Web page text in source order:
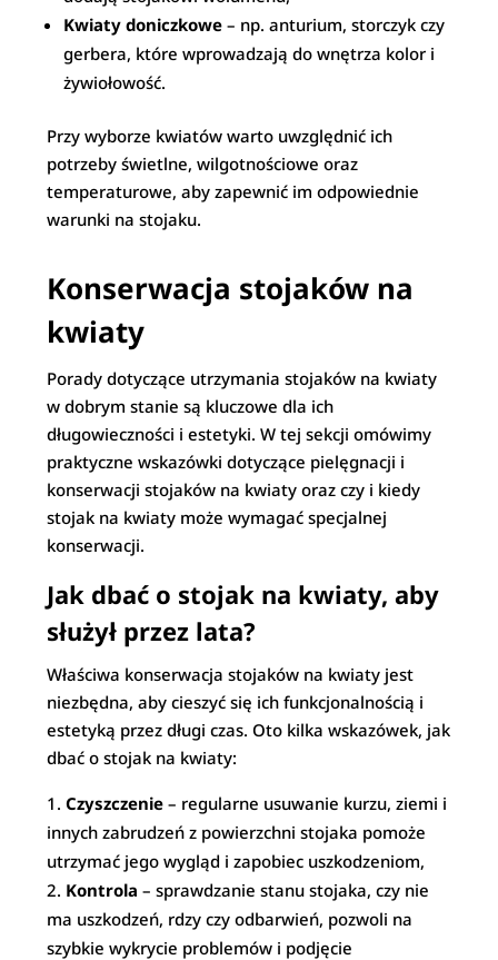
Kwiaty doniczkowe – np. anturium, storczyk czy
gerbera, które wprowadzają do wnętrza kolor i
żywiołowość.
Przy wyborze kwiatów warto uwzględnić ich
potrzeby świetlne, wilgotnościowe oraz
temperaturowe, aby zapewnić im odpowiednie
warunki na stojaku.
Konserwacja stojaków na
kwiaty
Porady dotyczące utrzymania stojaków na kwiaty
w dobrym stanie są kluczowe dla ich
długowieczności i estetyki. W tej sekcji omówimy
praktyczne wskazówki dotyczące pielęgnacji i
konserwacji stojaków na kwiaty oraz czy i kiedy
stojak na kwiaty może wymagać specjalnej
konserwacji.
Jak dbać o stojak na kwiaty, aby
służył przez lata?
Właściwa konserwacja stojaków na kwiaty jest
niezbędna, aby cieszyć się ich funkcjonalnością i
estetyką przez długi czas. Oto kilka wskazówek, jak
dbać o stojak na kwiaty:
Czyszczenie – regularne usuwanie kurzu, ziemi i
innych zabrudzeń z powierzchni stojaka pomoże
utrzymać jego wygląd i zapobiec uszkodzeniom,
Kontrola – sprawdzanie stanu stojaka, czy nie
ma uszkodzeń, rdzy czy odbarwień, pozwoli na
szybkie wykrycie problemów i podjęcie